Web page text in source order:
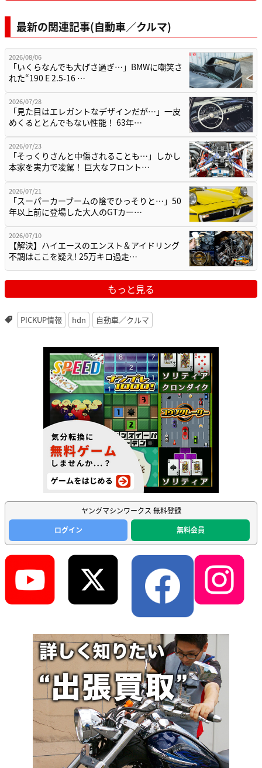
最新の関連記事(自動車／クルマ)
2026/08/06
「いくらなんでも大げさ過ぎ…」BMWに嘲笑さ
れた“190 E 2.5-16 …
2026/07/28
「見た目はエレガントなデザインだが…」一皮
めくるととんでもない性能！ 63年…
2026/07/23
「そっくりさんと中傷されることも…」しかし
本家を実力で凌駕！ 巨大なフロント…
2026/07/21
「スーパーカーブームの陰でひっそりと…」50
年以上前に登場した大人のGTカー…
2026/07/10
【解決】ハイエースのエンスト＆アイドリング
不調はここを疑え! 25万キロ過走…
もっと見る
PICKUP情報 hdn 自動車／クルマ
ヤングマシンワークス 無料登録
ログイン
無料会員